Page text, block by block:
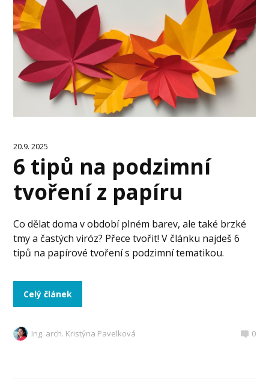
20.9. 2025
6 tipů na podzimní
tvoření z papíru
Co dělat doma v období plném barev, ale také brzké
tmy a častých viróz? Přece tvořit! V článku najdeš 6
tipů na papírové tvoření s podzimní tematikou.
Celý článek
Ing. arch. Kristýna Pavelková 0